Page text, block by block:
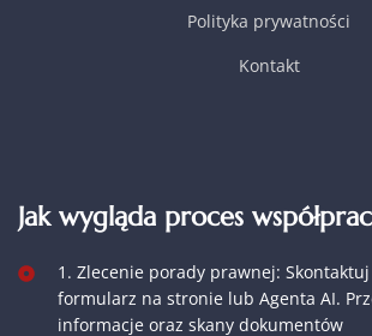
Polityka prywatności
Kontakt
Jak wygląda proces
1. Zlecenie porady prawnej:
formularz na stronie lub Agenta AI.
informacje oraz skany dokumentów